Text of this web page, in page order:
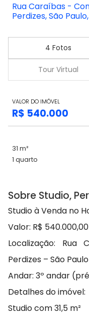
Rua Caraíbas -
Perdizes, São Paulo,
4 Fotos
Tour Virtual
VALOR DO IMÓVEL
R$ 540.000
31 m²
1 quarto
Sobre Studio,
Studio à Venda no
Valor: R$ 540.000,00
Localização:
Perdizes – São
Andar: 3º andar
Detalhes do imóvel:
Studio com 31,5 m²